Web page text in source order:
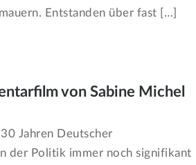
Entstanden über fast […]
von Sabine Michel
Jahren Deutscher
der Politik immer noch signifikant